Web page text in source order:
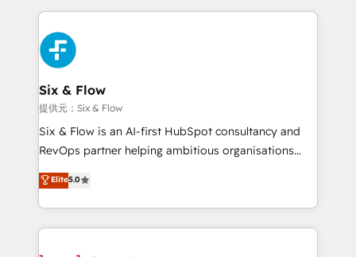
Partner Elite con +700 implementaciones en LATAM.
high performing revenue operations across complex
sales cycles, multi system environments and global
SaaS or manufacturing teams. Trusted by leading
enterprises and fast growing scale ups including
Sony, Rapyd, Fiverr, XM Cyber, Wix - Base44, EMA
Design Automation and FIT. 📊 RevOps & data
architecture 🔗 CRM migrations & End to end
integrations 🤖 AI workflows & enrichment 📘 Team
HubSpot environments that teams use with
confidence and that leadership can rely on for
Six & Flow
提供元：Six & Flow
Six & Flow is an AI-first HubSpot consultancy and
RevOps partner helping ambitious organisations
grow with clarity, confidence, and intelligence.
Operating across the UK, Netherlands, Ireland, and
Canada, we’ve delivered thousands of successful
HubSpot projects for mid-market and enterprise
Elite5.0